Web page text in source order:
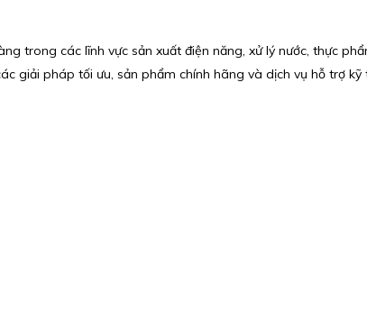
trong các lĩnh vực sản xuất điện năng, xử lý nước, thực
pháp tối ưu, sản phẩm chính hãng và dịch vụ hỗ trợ